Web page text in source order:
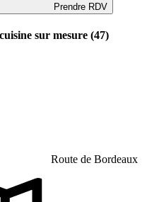
Prendre RDV
sur mesure (47)
Route de Bordeaux